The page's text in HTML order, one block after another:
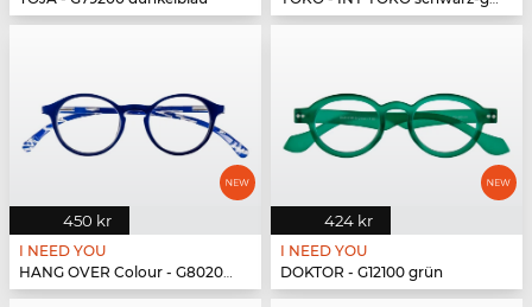
450 kr
I NEED YOU
HANG OVER Colour - G80200 blau
424 kr
I NEED YOU
DOKTOR - G12100 grün